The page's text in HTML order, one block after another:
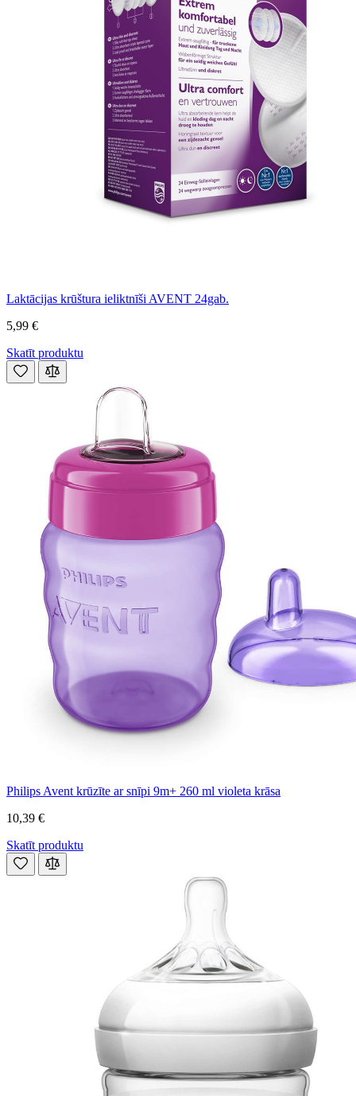
Laktācijas krūštura ieliktnīši AVENT 24gab.
5,99 €
Skatīt produktu
Philips Avent krūzīte ar snīpi 9m+ 260 ml violeta krāsa
10,39 €
Skatīt produktu